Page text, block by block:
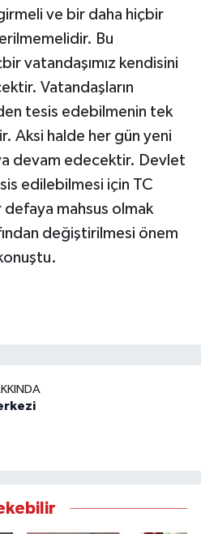
ve bir daha hiçbir
Bu
vatandaşımız kendisini
Vatandaşların
tesis edebilmenin tek
Aksi halde her gün yeni
devam edecektir. Devlet
edilebilmesi için TC
defaya mahsus olmak
değiştirilmesi önem